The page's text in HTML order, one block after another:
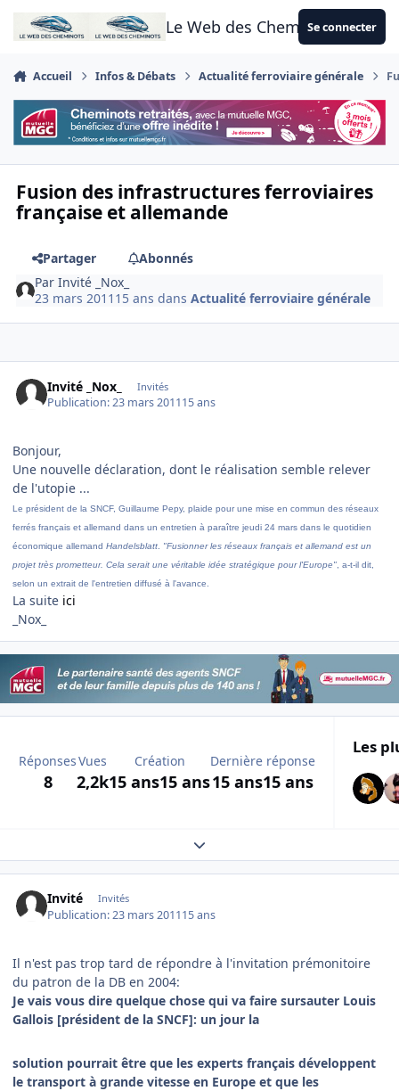
Aller au contenu
Le Web des CheminotsSe connecter
Accueil Infos & Débats Actualité ferroviaire générale
Fusion des infrastructures ferroviaires
française et allemande
Partager
Abonnés
ParInvité _Nox_
23 mars 2011 15 ans dansActualité ferroviaire générale
Invité _Nox_ Invités
Publication:23 mars 201115 ans
Bonjour,
Une nouvelle déclaration, dont le réalisation semble relever
de l'utopie ...
Le président de la SNCF, Guillaume Pepy, plaide pour une mise en commun des réseaux
ferrés français et allemand dans un entretien à paraître jeudi 24 mars dans le quotidien
économique allemand Handelsblatt
"Fusionner les réseaux français et allemand est un
projet très prometteur. Cela serait une véritable idée stratégique pour l'Europe" , a-t-il dit,
selon un extrait de l'entretien diffusé à l'avance.
La suite ici
_Nox_
Réponses
8
Vues
2,2k
Création
15 ans15 ans
Dernière réponse
15 ans15 ans
Les
Expand topic overview
Invité Invités
Publication:23 mars 201115 ans
Il n'est pas trop tard de répondre à l'invitation prémonitoire
du patron de la DB en 2004:
Je vais vous dire quelque chose qui va faire sursauter Louis
Gallois [président de la SNCF]: un jour la
solution pourrait être que les experts français développent
le transport à grande vitesse en Europe et que les